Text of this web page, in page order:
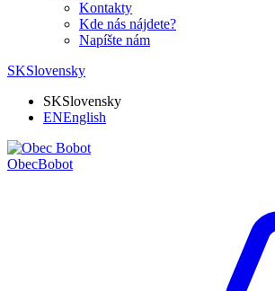
Kontakty
Kde nás nájdete?
Napíšte nám
SKSlovensky
SKSlovensky
ENEnglish
ObecBobot